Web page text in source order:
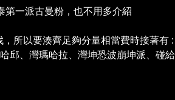
一派古曼粉，也不用多介紹
所以要湊齊足夠分量相當費時接著有
邱、灣瑪哈拉、灣坤恐波崩坤派、碰